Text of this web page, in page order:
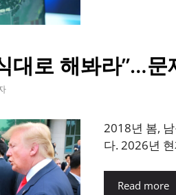
대로 해봐라”…문
2018년 봄,
다. 2026년
Read more